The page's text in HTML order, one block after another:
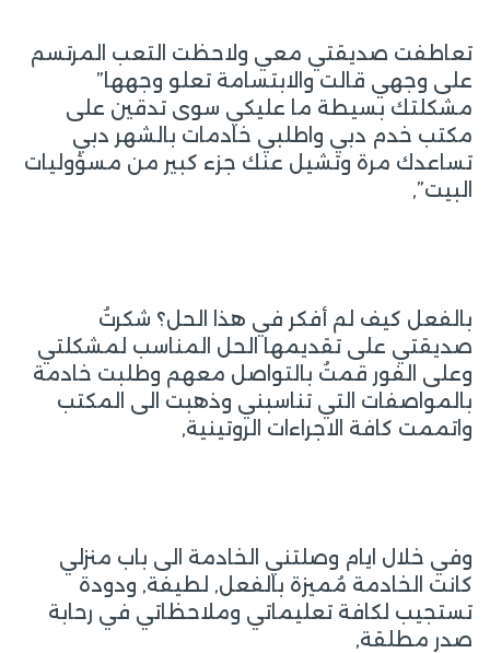
تعاطفت صديقتي معي ولاحظت التعب المرتسم
على وجهي قالت والابتسامة تعلو وجهها”
مشكلتك بسيطة ما عليكي سوى تدقين على
مكتب خدم دبي واطلبي خادمات بالشهر دبي
تساعدك مرة وتشيل عنك جزء كبير من مسؤوليات
البيت”,
بالفعل كيف لم أفكر في هذا الحل؟ شكرتُ
صديقتي على تقديمها الحل المناسب لمشكلتي
وعلى الفور قمتُ بالتواصل معهم وطلبت خادمة
بالمواصفات التي تناسبني وذهبت الى المكتب
واتممت كافة الاجراءات الروتينية,
وفي خلال ايام وصلتني الخادمة الى باب منزلي
كانت الخادمة مُميزة بالفعل, لطيفة, ودودة
تستجيب لكافة تعليماتي وملاحظاتي في رحابة
صدر مطلقة,